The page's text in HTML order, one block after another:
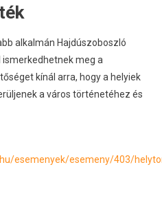
alkalmán Hajdúszoboszló
meg a
kínál arra, hogy a helyiek
a város történetéhez és
esemenyek/esemeny/403/